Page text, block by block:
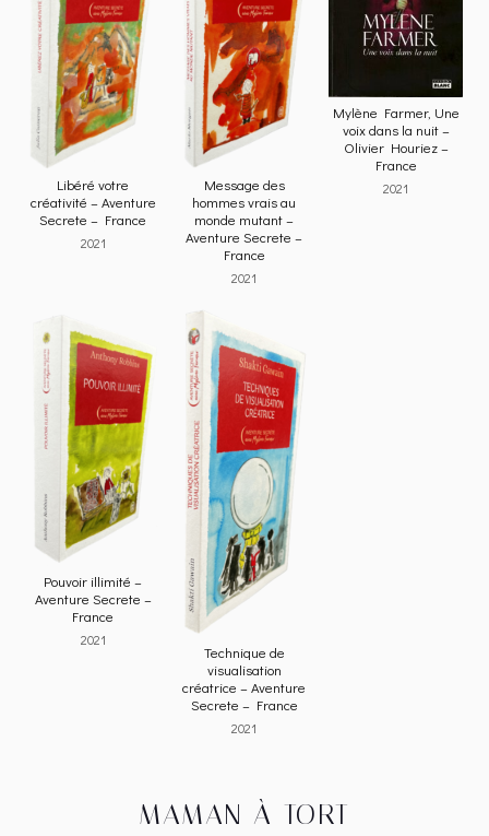
Libéré votre
créativité – Aventure
Secrete – France
2021
Message des
hommes vrais au
monde mutant –
Aventure Secrete –
France
2021
Mylène Farmer, Une
voix dans la nuit –
Olivier Houriez –
France
2021
Pouvoir illimité –
Aventure Secrete –
France
2021
Technique de
visualisation
créatrice – Aventure
Secrete – France
2021
MAMAN À TORT